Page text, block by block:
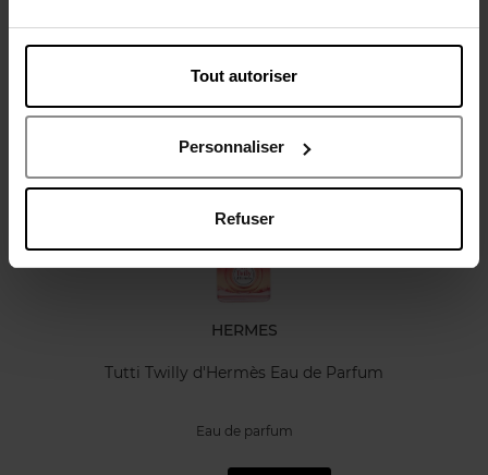
Tout autoriser
Personnaliser
Refuser
Avis client
Vous aimerez peut-être
HERMES
Tutti Twilly d'Hermès Eau de Parfum
Eau de parfum